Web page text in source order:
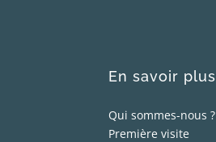
En savoir plus
Qui sommes-nous ?
Première visite